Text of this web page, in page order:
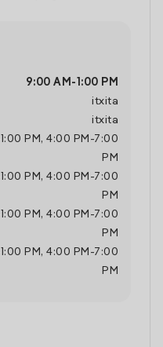
9:00 AM - 1:00 PM
itxita
itxita
1:00 PM , 4:00 PM -7:00
PM
1:00 PM , 4:00 PM -7:00
PM
1:00 PM , 4:00 PM -7:00
PM
1:00 PM , 4:00 PM -7:00
PM